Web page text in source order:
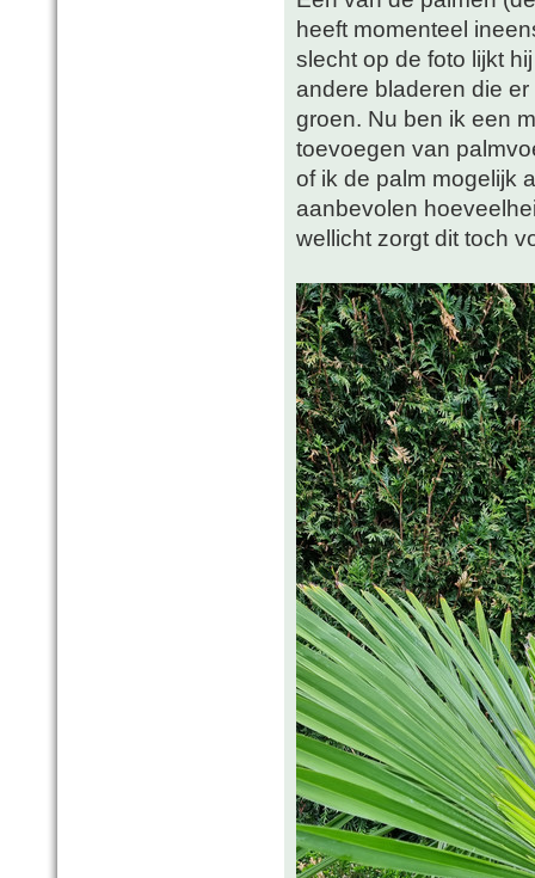
heeft momenteel
slecht op de foto lijkt
andere bladeren die
groen. Nu ben ik een
toevoegen van
of ik de palm mogelijk
aanbevolen
wellicht zorgt dit toch